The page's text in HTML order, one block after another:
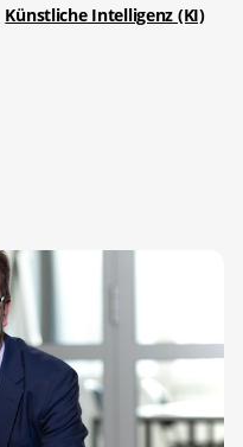
Künstliche Intelligenz (KI)